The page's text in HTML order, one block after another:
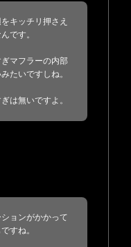
キッチリ押さえ
です。
マフラーの内部
たいですしね。
は無いですよ。
ョンがかかって
すね。